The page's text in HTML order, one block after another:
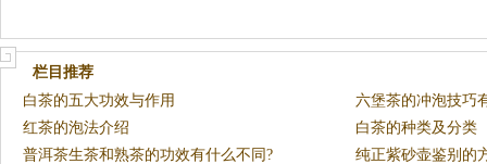
栏目推荐
白茶的五大功效与作用
六堡茶的冲泡技巧
红茶的泡法介绍
白茶的种类及分类
普洱茶生茶和熟茶的功效有什么不同?
纯正紫砂壶鉴别的